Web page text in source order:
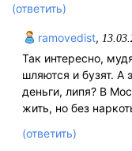
(ответить)
ramovedist,
Так интересно,
шляются и бузят. А
деньги, липя? В
жить, но без
(ответить)